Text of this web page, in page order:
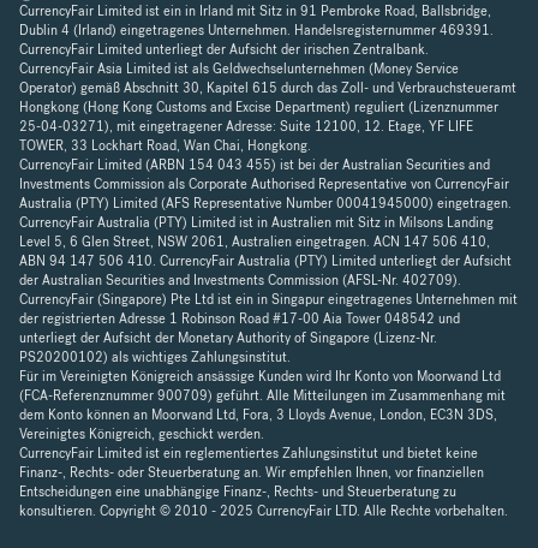
CurrencyFair Limited ist ein in Irland mit Sitz in 91 Pembroke Road, Ballsbridge,
Dublin 4 (Irland) eingetragenes Unternehmen. Handelsregisternummer 469391.
CurrencyFair Limited unterliegt der Aufsicht der irischen Zentralbank.
CurrencyFair Asia Limited ist als Geldwechselunternehmen (Money Service
Operator) gemäß Abschnitt 30, Kapitel 615 durch das Zoll- und Verbrauchsteueramt
Hongkong (Hong Kong Customs and Excise Department) reguliert (Lizenznummer
25-04-03271), mit eingetragener Adresse: Suite 12100, 12. Etage, YF LIFE
TOWER, 33 Lockhart Road, Wan Chai, Hongkong.
CurrencyFair Limited (ARBN 154 043 455) ist bei der Australian Securities and
Investments Commission als Corporate Authorised Representative von CurrencyFair
Australia (PTY) Limited (AFS Representative Number 00041945000) eingetragen.
CurrencyFair Australia (PTY) Limited ist in Australien mit Sitz in Milsons Landing
Level 5, 6 Glen Street, NSW 2061, Australien eingetragen. ACN 147 506 410,
ABN 94 147 506 410. CurrencyFair Australia (PTY) Limited unterliegt der Aufsicht
der Australian Securities and Investments Commission (AFSL-Nr. 402709).
CurrencyFair (Singapore) Pte Ltd ist ein in Singapur eingetragenes Unternehmen mit
der registrierten Adresse 1 Robinson Road #17-00 Aia Tower 048542 und
unterliegt der Aufsicht der Monetary Authority of Singapore (Lizenz-Nr.
PS20200102) als wichtiges Zahlungsinstitut.
Für im Vereinigten Königreich ansässige Kunden wird Ihr Konto von Moorwand Ltd
(FCA-Referenznummer 900709) geführt. Alle Mitteilungen im Zusammenhang mit
dem Konto können an Moorwand Ltd, Fora, 3 Lloyds Avenue, London, EC3N 3DS,
Vereinigtes Königreich, geschickt werden.
CurrencyFair Limited ist ein reglementiertes Zahlungsinstitut und bietet keine
Finanz-, Rechts- oder Steuerberatung an. Wir empfehlen Ihnen, vor finanziellen
Entscheidungen eine unabhängige Finanz-, Rechts- und Steuerberatung zu
konsultieren. Copyright © 2010 - 2025 CurrencyFair LTD. Alle Rechte vorbehalten.